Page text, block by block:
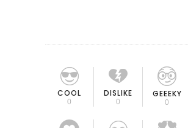
COOL
0
DISLIKE
0
GEEEKY
0